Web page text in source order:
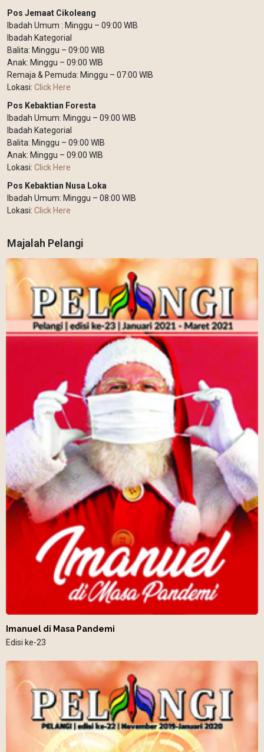
Pos Jemaat Cikoleang
Ibadah Umum : Minggu – 09:00 WIB
Ibadah Kategorial
Balita: Minggu – 09:00 WIB
Anak: Minggu – 09:00 WIB
Remaja & Pemuda: Minggu – 07:00 WIB
Lokasi: Click Here
Pos Kebaktian Foresta
Ibadah Umum: Minggu – 09:00 WIB
Ibadah Kategorial
Balita: Minggu – 09:00 WIB
Anak: Minggu – 09:00 WIB
Lokasi: Click Here
Pos Kebaktian Nusa Loka
Ibadah Umum: Minggu – 08:00 WIB
Lokasi: Click Here
Majalah Pelangi
Imanuel di Masa Pandemi
Edisi ke-23